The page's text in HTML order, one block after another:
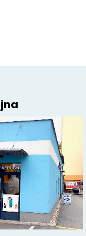
ý
i
s
u